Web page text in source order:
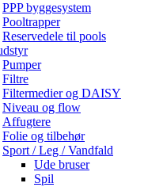
PPP byggesystem
Pooltrapper
Reservedele til pools
Pumper
Filtre
Filtermedier og DAISY
Niveau og flow
Affugtere
Folie og tilbehør
Sport / Leg / Vandfald
Ude bruser
Spil